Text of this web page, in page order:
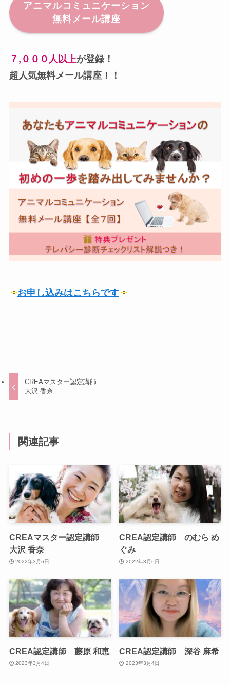
アニマルコミュニケーション
無料メール講座
７,０００人以上が登録！
超人気無料メール講座！！
お申し込みはこちらです
CREAマスター認定講師
大沢 香奈
関連記事
CREAマスター認定講師
大沢 香奈
2022年3月6日
CREA認定講師 のむら め
ぐみ
2022年3月6日
CREA認定講師 藤原 和恵
2023年3月4日
CREA認定講師 深谷 麻希
2023年3月4日